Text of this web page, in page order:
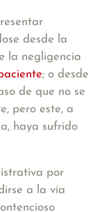
desde la
la negligencia
; o desde
de que no se
pero este, a
haya sufrido
por
a la vía